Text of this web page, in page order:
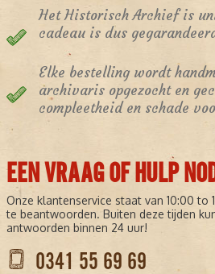
Het Historisch Archief is
cadeau is dus
Elke bestelling wordt
archivaris opgezocht en
compleetheid en schade
EEN VRAAG OF HULP
Onze klantenservice staat van 10:00 to
te beantwoorden. Buiten deze tijden
antwoorden binnen 24 uur!
0341 55 69 69